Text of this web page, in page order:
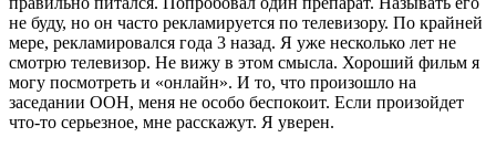
не буду, но он часто рекламируется по телевизору. По крайней
мере, рекламировался года 3 назад. Я уже несколько лет не
смотрю телевизор. Не вижу в этом смысла. Хороший фильм я
могу посмотреть и «онлайн». И то, что произошло на
заседании ООН, меня не особо беспокоит. Если произойдет
что-то серьезное, мне расскажут. Я уверен.